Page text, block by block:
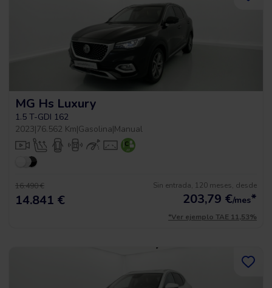
MG Hs Luxury
1.5 T-GDI 162
2023|76.562 Km|Gasolina|Manual
16.490 €
14.841 €
Sin entrada, 120 meses, desde
203,79 €/mes*
*Ver ejemplo TAE 11,53%